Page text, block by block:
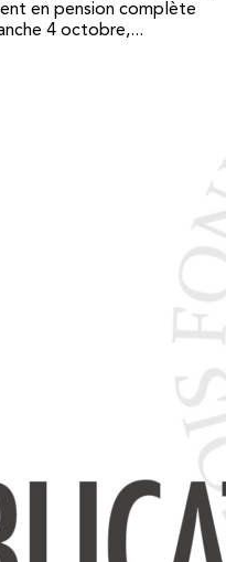
en pension complète
4 octobre,...